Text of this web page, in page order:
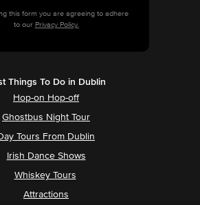
this form you are agreeing to adhere
to our Privacy Policy.
Things To Do in Dublin
Hop-on Hop-off
Ghostbus Night Tour
Tours From Dublin
Irish Dance Shows
Whiskey Tours
Attractions